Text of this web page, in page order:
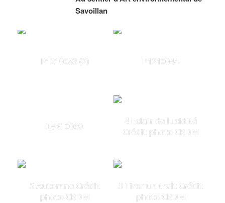
Savoillan
P1210083 (2) P1210044
IMG 0069
4 Eclair de lucidité
Crédit photo CRDM
5 Automne Crédit
photo CRDM
3 Tirer un trait Crédit
photo CRDM